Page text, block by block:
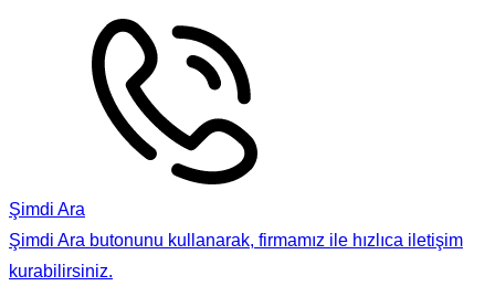
Şimdi Ara
Şimdi Ara butonunu kullanarak, firmamız ile hızlıca iletişim
kurabilirsiniz.